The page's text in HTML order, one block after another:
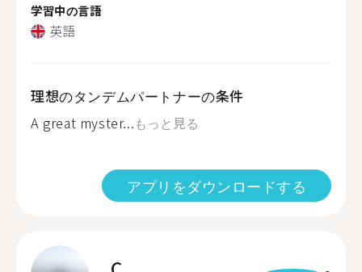
学習中の言語
英語
理想のタンデムパートナーの条件
A great myster...もっと見る
アプリをダウンロードする